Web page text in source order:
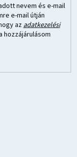
nevem és e-mail
e-mail útján
az adatkezelési
hozzájárulásom